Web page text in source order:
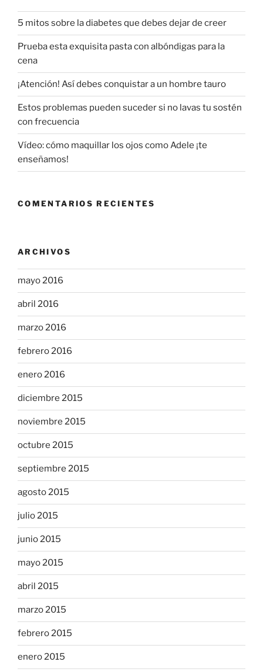
5 mitos sobre la diabetes que debes dejar de creer
Prueba esta exquisita pasta con albóndigas para la
cena
¡Atención! Así debes conquistar a un hombre tauro
Estos problemas pueden suceder si no lavas tu sostén
con frecuencia
Vídeo: cómo maquillar los ojos como Adele ¡te
enseñamos!
COMENTARIOS RECIENTES
ARCHIVOS
mayo 2016
abril 2016
marzo 2016
febrero 2016
enero 2016
diciembre 2015
noviembre 2015
octubre 2015
septiembre 2015
agosto 2015
julio 2015
junio 2015
mayo 2015
abril 2015
marzo 2015
febrero 2015
enero 2015